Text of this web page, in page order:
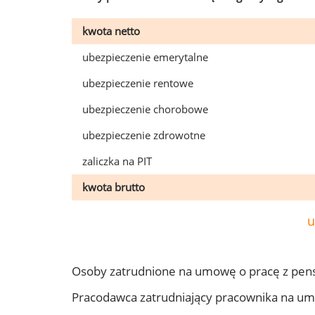
kwota netto
ubezpieczenie emerytalne
ubezpieczenie rentowe
ubezpieczenie chorobowe
ubezpieczenie zdrowotne
zaliczka na PIT
kwota brutto
Osoby zatrudnione na umowę o pracę z
Pracodawca zatrudniający pracownika na